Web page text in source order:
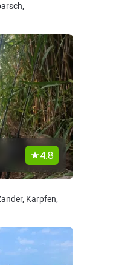
4.8
Karpfen,